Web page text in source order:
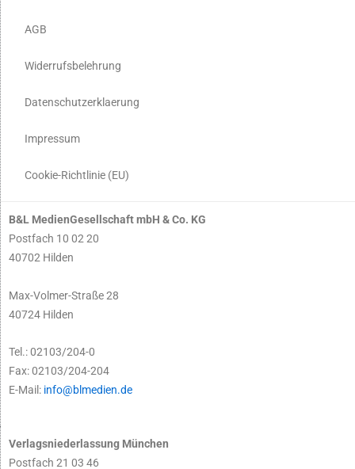
AGB
Widerrufsbelehrung
Datenschutzerklaerung
Impressum
Cookie-Richtlinie (EU)
B&L MedienGesellschaft mbH & Co. KG
Postfach 10 02 20
40702 Hilden
Max-Volmer-Straße 28
40724 Hilden
Tel.: 02103/204-0
Fax: 02103/204-204
E-Mail: info@blmedien.de
Verlagsniederlassung München
Postfach 21 03 46